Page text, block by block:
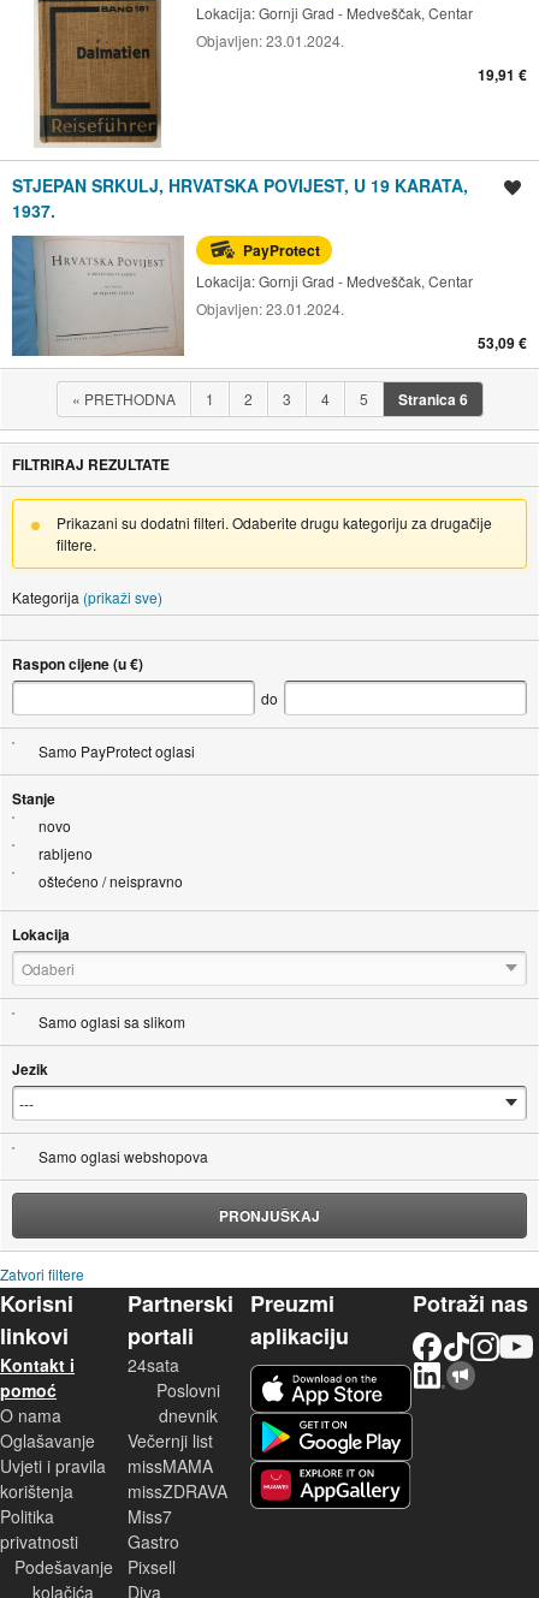
Lokacija:Gornji Grad - Medveščak, Centar
Objavljen:23.01.2024.
19,91 €
STJEPAN SRKULJ, HRVATSKA POVIJEST, U 19 KARATA,
1937.
PayProtect
Lokacija:Gornji Grad - Medveščak, Centar
Objavljen:23.01.2024.
53,09 €
« PRETHODNA 1 2 3 4 5 Stranica6
FILTRIRAJ REZULTATE
Prikazani su dodatni filteri. Odaberite drugu kategoriju za drugačije
filtere.
Kategorija (prikaži sve)
Raspon cijene (u €)
do
Samo PayProtect oglasi
Stanje
novo
rabljeno
oštećeno / neispravno
Lokacija
Odaberi
Samo oglasi sa slikom
Jezik
Samo oglasi webshopova
PRONJUŠKAJ
Zatvori filtere
Korisni
linkovi
Kontakt i
pomoć
O nama
Oglašavanje
Uvjeti i pravila
korištenja
Politika
privatnosti
Podešavanje
kolačića
Partnerski
portali
24sata
Poslovni
dnevnik
Večernji list
missMAMA
missZDRAVA
Miss7
Gastro
Pixsell
Diva
Preuzmi
aplikaciju
Potraži nas